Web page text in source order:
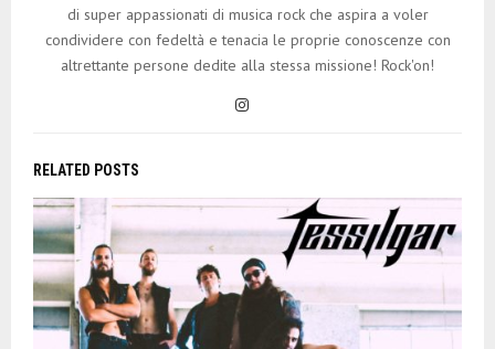
di super appassionati di musica rock che aspira a voler
condividere con fedeltà e tenacia le proprie conoscenze con
altrettante persone dedite alla stessa missione! Rock'on!
RELATED POSTS